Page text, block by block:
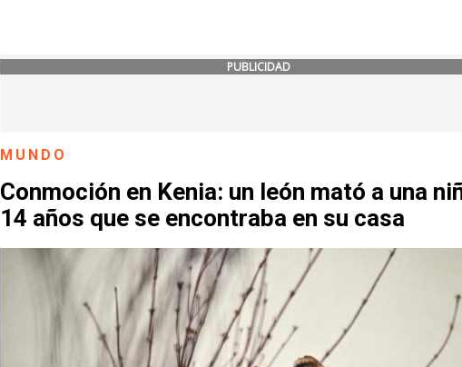
PUBLICIDAD
MUNDO
Conmoción en Kenia: un león mató a una
14 años que se encontraba en su casa